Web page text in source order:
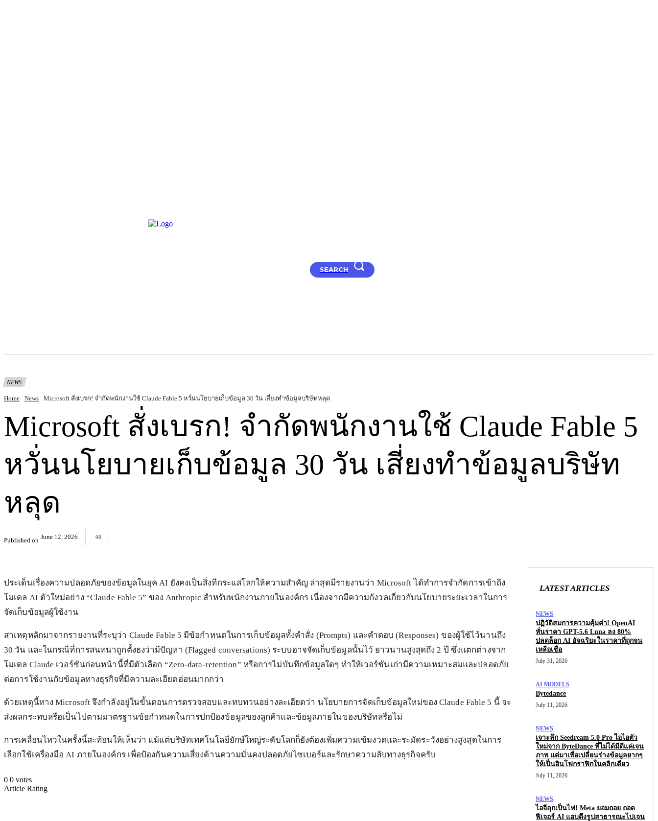
SEARCH
NEWS
Home News Microsoft สั่งเบรก! จำกัดพนักงานใช้ Claude Fable 5 หวั่นนโยบายเก็บข้อมูล 30 วัน เสี่ยงทำข้อมูลบริษัทหลุด
Microsoft สั่งเบรก! จำกัดพนักงานใช้ Claude Fable 5
หวั่นนโยบายเก็บข้อมูล 30 วัน เสี่ยงทำข้อมูลบริษัท
หลุด
Published on June 12, 2026 98
ประเด็นเรื่องความปลอดภัยของข้อมูลในยุค AI ยังคงเป็นสิ่งทีกระแสโลกให้ความสำคัญ ล่าสุดมีรายงานว่า Microsoft ได้ทำการจำกัดการเข้าถึง
โมเดล AI ตัวใหม่อย่าง “Claude Fable 5” ของ Anthropic สำหรับพนักงานภายในองค์กร เนื่องจากมีความกังวลเกี่ยวกับนโยบายระยะเวลาในการ
จัดเก็บข้อมูลผู้ใช้งาน
สาเหตุหลักมาจากรายงานที่ระบุว่า Claude Fable 5 มีข้อกำหนดในการเก็บข้อมูลทั้งคำสั่ง (Prompts) และคำตอบ (Responses) ของผู้ใช้ไว้นานถึง
30 วัน และในกรณีที่การสนทนาถูกตั้งธงว่ามีปัญหา (Flagged conversations) ระบบอาจจัดเก็บข้อมูลนั้นไว้ ยาวนานสูงสุดถึง 2 ปี ซึ่งแตกต่างจาก
โมเดล Claude เวอร์ชันก่อนหน้านี้ที่มีตัวเลือก “Zero-data-retention” หรือการไม่บันทึกข้อมูลใดๆ ทำให้เวอร์ชันเก่ามีความเหมาะสมและปลอดภัย
ต่อการใช้งานกับข้อมูลทางธุรกิจที่มีความละเอียดอ่อนมากกว่า
ด้วยเหตุนี้ทาง Microsoft จึงกำลังอยู่ในขั้นตอนการตรวจสอบและทบทวนอย่างละเอียดว่า นโยบายการจัดเก็บข้อมูลใหม่ของ Claude Fable 5 นี้ จะ
ส่งผลกระทบหรือเป็นไปตามมาตรฐานข้อกำหนดในการปกป้องข้อมูลของลูกค้าและข้อมูลภายในของบริษัทหรือไม่
การเคลื่อนไหวในครั้งนี้สะท้อนให้เห็นว่า แม้แต่บริษัทเทคโนโลยียักษ์ใหญ่ระดับโลกก็ยังต้องเพิ่มความเข้มงวดและระมัดระวังอย่างสูงสุดในการ
เลือกใช้เครื่องมือ AI ภายในองค์กร เพื่อป้องกันความเสี่ยงด้านความมั่นคงปลอดภัยไซเบอร์และรักษาความลับทางธุรกิจครับ
0 0 votes
Article Rating
LATEST ARTICLES
NEWS
ปฏิวัติสมการความคุ้มค่า! OpenAI
หั่นราคา GPT-5.6 Luna ลง 80%
ปลดล็อก AI อัจฉริยะในราคาที่ถูกจน
เหลือเชื่อ
July 31, 2026
AI MODELS
Bytedance
July 11, 2026
NEWS
เจาะลึก Seedream 5.0 Pro ไอไอตัว
ใหม่จาก ByteDance ที่ไม่ได้มีดีแค่เจน
ภาพ แต่มาเพื่อเปลี่ยนร่างข้อมูลยากๆ
ให้เป็นอินโฟกราฟิกในคลิกเดียว
July 11, 2026
NEWS
ไอจีลุกเป็นไฟ! Meta ยอมถอย ถอด
ฟีเจอร์ AI แอบดึงรูปสาธารณะไปเจน